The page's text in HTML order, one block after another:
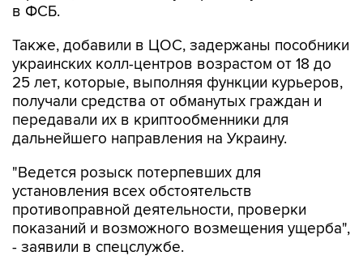
в ФСБ.
Также, добавили в ЦОС, задержаны пособники
украинских колл-центров возрастом от 18 до
25 лет, которые, выполняя функции курьеров,
получали средства от обманутых граждан и
передавали их в криптообменники для
дальнейшего направления на Украину.
"Ведется розыск потерпевших для
установления всех обстоятельств
противоправной деятельности, проверки
показаний и возможного возмещения ущерба",
- заявили в спецслужбе.